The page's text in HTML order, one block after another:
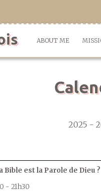
ABOUT ME
2025 -
Bible est la Parole de Dieu ?
- 21h30